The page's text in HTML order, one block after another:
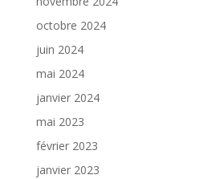
octobre 2024
juin 2024
mai 2024
janvier 2024
mai 2023
février 2023
janvier 2023